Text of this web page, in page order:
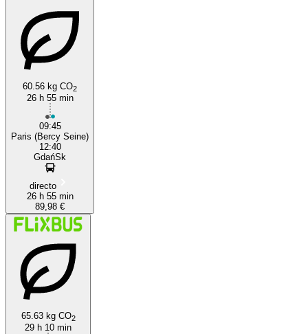
Paris
60.56 kg CO2
26 h 55 min
09:45
Paris (Bercy Seine)
12:40
GdańSk
directo
26 h 55 min
89,98 €
65.63 kg CO2
29 h 10 min